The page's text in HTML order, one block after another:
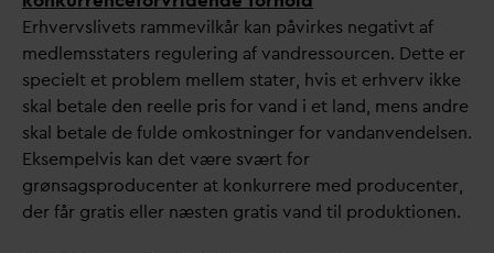
Erhvervslivets rammevilkår kan påvirkes negativt af
medlemsstaters regulering af vandressourcen. Dette er
specielt et problem mellem stater, hvis et erhverv ikke
skal betale den reelle pris for vand i et land, mens andre
skal betale de fulde omkostninger for vandanvendelsen.
Eksempelvis kan det være svært for
grønsagsproducenter at konkurrere med producenter,
der får gratis eller næsten gratis vand til produktionen.